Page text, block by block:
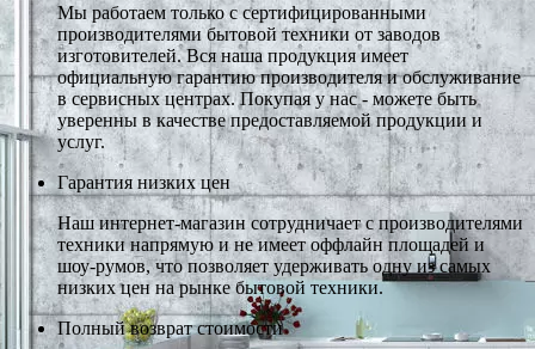
Мы работаем только с сертифицированными
производителями бытовой техники от заводов
изготовителей. Вся наша продукция имеет
официальную гарантию производителя и обслуживание
в сервисных центрах. Покупая у нас - можете быть
уверенны в качестве предоставляемой продукции и
услуг.
Гарантия низких цен
Наш интернет-магазин сотрудничает с производителями
техники напрямую и не имеет оффлайн площадей и
шоу-румов, что позволяет удерживать одну из самых
низких цен на рынке бытовой техники.
Полный возврат стоимости